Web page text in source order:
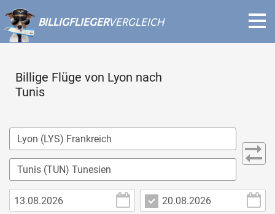
BILLIGFLIEGERVERGLEICH
Billige Flüge von Lyon nach
Tunis